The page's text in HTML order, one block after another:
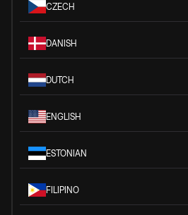
CZECH
DANISH
DUTCH
ENGLISH
ESTONIAN
FILIPINO